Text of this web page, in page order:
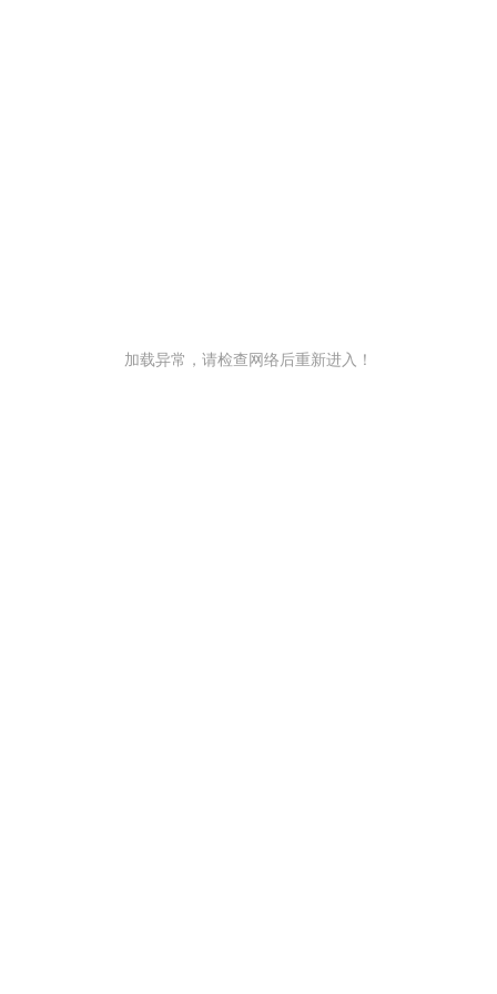
加载异常，请检查网络后重新进入！